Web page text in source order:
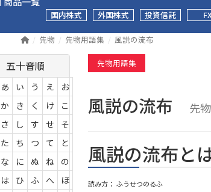
国内株式 外国株式 投資信託
先物 先物用語集 風説の流布
先物用語集
風説の流布 先
風説の流布と
読み方： ふうせつのるふ
五十音順
あ い う え
お
か
き く け
こ
さ
し す せ
そ
た
ち つ て
と
な
に ぬ ね
の
は
ひ ふ へ
ほ